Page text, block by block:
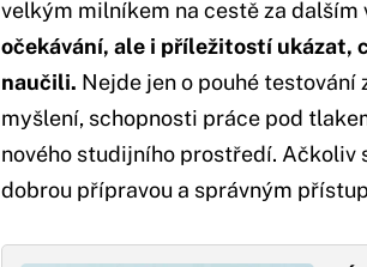
velkým milníkem na cestě za dalším
očekávání, ale i příležitostí ukázat,
naučili. Nejde jen o pouhé
myšlení, schopnosti práce pod
nového studijního prostředí. Ačkoliv
dobrou přípravou a správným